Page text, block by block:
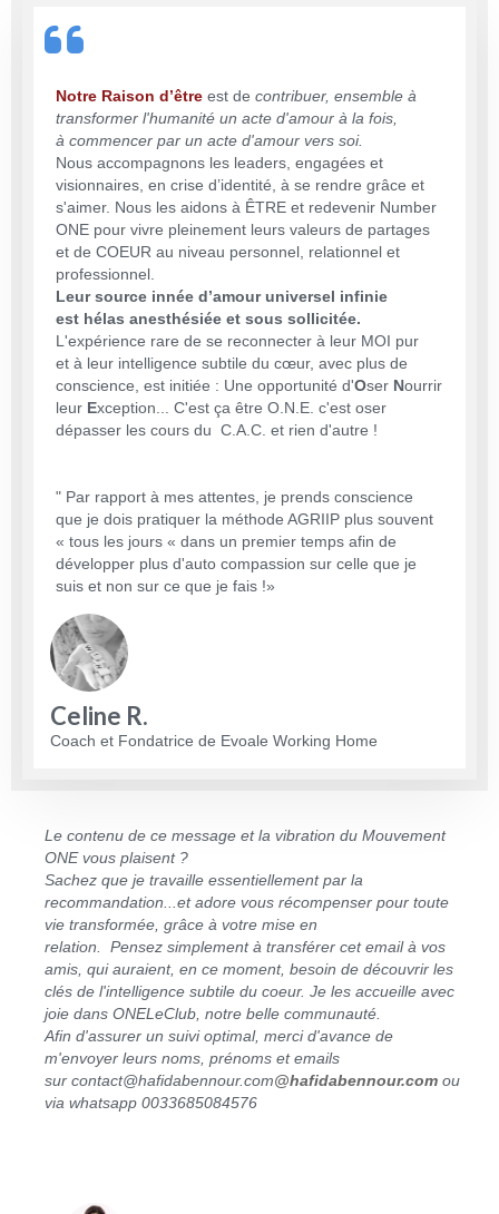
Notre Raison d’être est de contribuer, ensemble à
transformer l'humanité un acte d'amour à la fois,
à commencer par un acte d'amour vers soi.
Nous accompagnons les leaders, engagées et
visionnaires, en crise d’identité, à se rendre grâce et
s'aimer. Nous les aidons à ÊTRE et redevenir Number
ONE pour vivre pleinement leurs valeurs de partages
et de COEUR au niveau personnel, relationnel et
professionnel.
Leur source innée d’amour universel infinie
est hélas anesthésiée et sous sollicitée.
L'expérience rare de se reconnecter à leur MOI pur
et à leur intelligence subtile du cœur, avec plus de
conscience, est initiée : Une opportunité d'Oser Nourrir
leur Exception... C'est ça être O.N.E. c'est oser
dépasser les cours du C.A.C. et rien d'autre !
" Par rapport à mes attentes, je prends conscience
que je dois pratiquer la méthode AGRIIP plus souvent
« tous les jours « dans un premier temps afin de
développer plus d'auto compassion sur celle que je
suis et non sur ce que je fais !»
Celine R.
Coach et Fondatrice de Evoale Working Home
Le contenu de ce message et la vibration du Mouvement
ONE vous plaisent ?
Sachez que je travaille essentiellement par la
recommandation...et adore vous récompenser pour toute
vie transformée, grâce à votre mise en
relation.
Pensez simplement à transférer cet email à vos
amis, qui auraient, en ce moment, besoin de découvrir les
clés de l'intelligence subtile du coeur. Je les accueille avec
joie dans ONELeClub, notre belle communauté.
Afin d'assurer un suivi optimal, merci d'avance de
m'envoyer leurs noms, prénoms et emails
sur contact@hafidabennour.com@hafidabennour.com ou
via whatsapp 0033685084576